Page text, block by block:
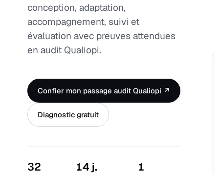
conception, adaptation,
accompagnement, suivi et
évaluation avec preuves attendues
en audit Qualiopi.
Confier mon passage audit Qualiopi ↗
Diagnostic gratuit
32 14 j. 1